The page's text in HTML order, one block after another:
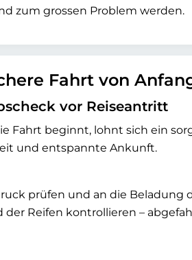
zum grossen Problem werden.
Fahrt von
vor Reiseantritt
Fahrt beginnt, lohnt sich ein
und entspannte Ankunft.
prüfen und an die Beladung
der Reifen kontrollieren –